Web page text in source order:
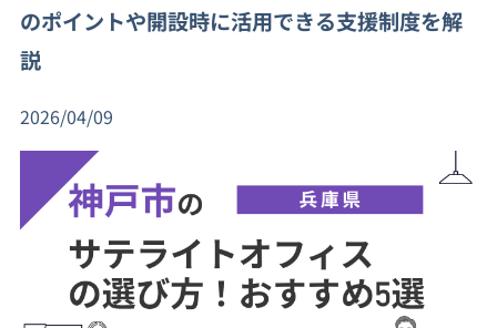
のポイントや開設時に活用できる支援制度を解
説
2026/04/09